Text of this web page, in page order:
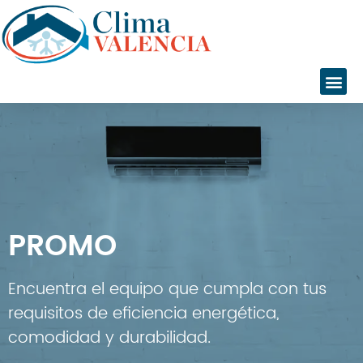
Inicio
Daitsu
Fujitsu
PROMO
Encuentra el equipo que cumpla con tus
requisitos de eficiencia energética,
comodidad y durabilidad.